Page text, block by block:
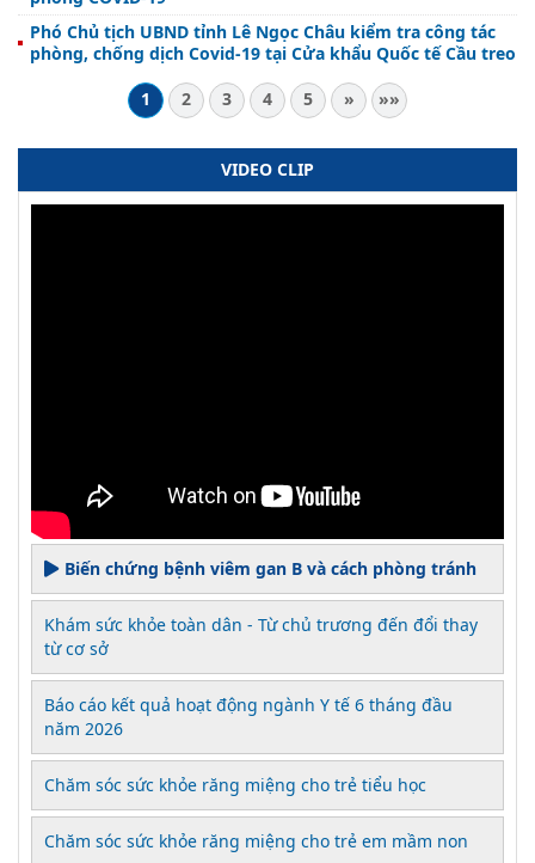
Phó Chủ tịch UBND tỉnh Lê Ngọc Châu kiểm tra công tác
phòng, chống dịch Covid-19 tại Cửa khẩu Quốc tế Cầu treo
1
2 3 4 5 » »»
VIDEO CLIP
Biến chứng bệnh viêm gan B và cách phòng tránh
Khám sức khỏe toàn dân - Từ chủ trương đến đổi thay
từ cơ sở
Báo cáo kết quả hoạt động ngành Y tế 6 tháng đầu
năm 2026
Chăm sóc sức khỏe răng miệng cho trẻ tiểu học
Chăm sóc sức khỏe răng miệng cho trẻ em mầm non